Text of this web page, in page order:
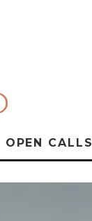
OPEN CALLS